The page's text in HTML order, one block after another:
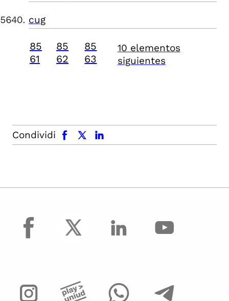
cug
85
61
85
62
85
63
10 elementos
siguientes
Condividi
facebook x.com linkedin
facebook